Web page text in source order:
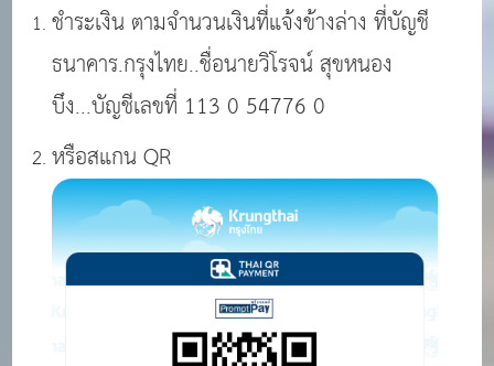
ชำระเงิน ตามจำนวนเงินที่แจ้งข้างล่าง ที่บัญชี
ธนาคาร.กรุงไทย..ชื่อนายวิโรจน์ สุขหนอง
บึง...บัญชีเลขที่ 113 0 54776 0
หรือสแกน QR